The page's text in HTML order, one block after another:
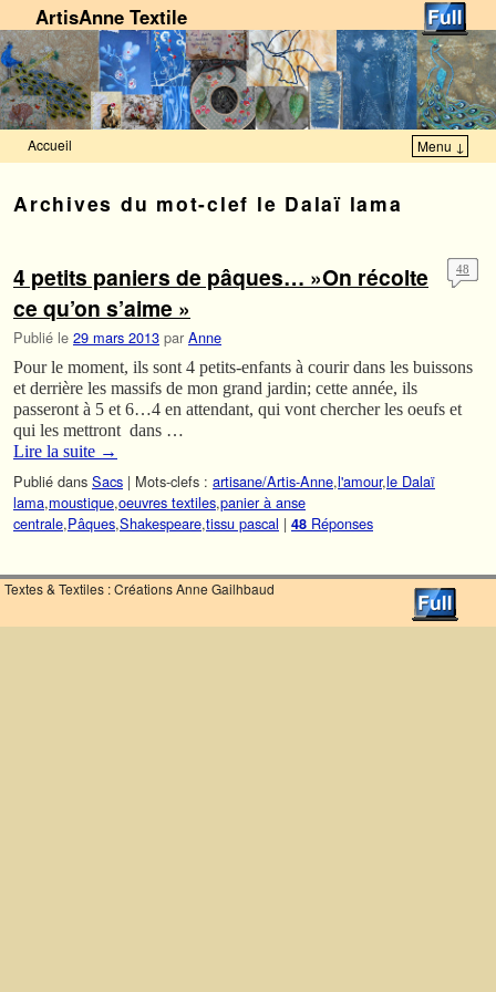
ArtisAnne Textile
Accueil Menu ↓
Archives du mot-clef le Dalaï lama
4 petits paniers de pâques… »On récolte
ce qu’on s’aime »
Publié le 29 mars 2013 par Anne
48
Pour le moment, ils sont 4 petits-enfants à courir dans les buissons
et derrière les massifs de mon grand jardin; cette année, ils
passeront à 5 et 6…4 en attendant, qui vont chercher les oeufs et
qui les mettront dans …
Lire la suite →
Publié dans Sacs | Mots-clefs : artisane/Artis-Anne,l'amour,le Dalaï
lama,moustique,oeuvres textiles,panier à anse
centrale,Pâques,Shakespeare,tissu pascal | 48 Réponses
Textes & Textiles : Créations Anne Gailhbaud